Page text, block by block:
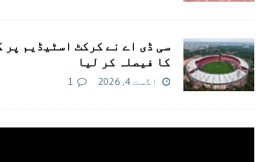
سی ڈی اے نے کرکٹ اسٹیڈیم پر
کا فیصلہ کر لیا
اگست 4, 2026 1